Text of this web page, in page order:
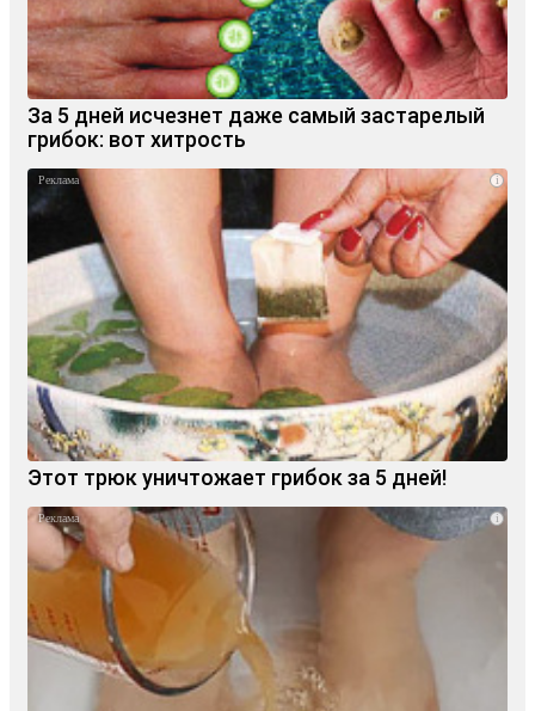
За 5 дней исчезнет даже самый застарелый
грибок: вот хитрость
i
Этот трюк уничтожает грибок за 5 дней!
i